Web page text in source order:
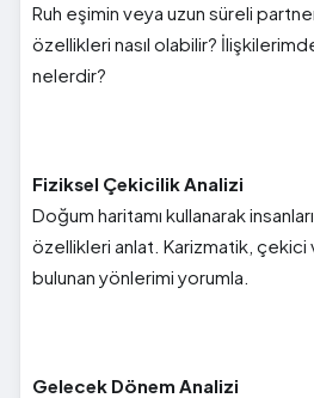
Ruh eşimin veya uzun süreli
özellikleri nasıl olabilir?
nelerdir?
Fiziksel Çekicilik Analizi
Doğum haritamı kullanarak
özellikleri anlat. Karizmatik,
bulunan yönlerimi yorumla.
Gelecek Dönem Analizi